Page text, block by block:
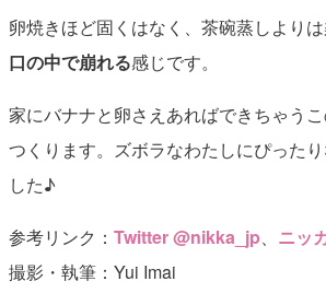
卵焼きほど固くはなく、茶碗蒸しよりは
口の中で崩れる感じです。
家にバナナと卵さえあればできちゃう
つくります。ズボラなわたしにぴった
した♪
参考リンク： Twitter @nikka_jp、 ニッ
撮影・執筆：Yui Imai